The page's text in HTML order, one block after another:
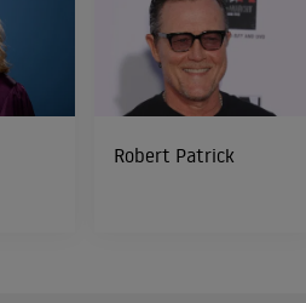
Robert Patrick